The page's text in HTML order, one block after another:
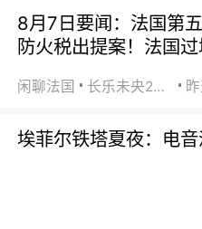
8月7日要闻：法国第
防火税出提案！法国过
闲聊法国 长乐未央2015
埃菲尔铁塔夏夜：电音